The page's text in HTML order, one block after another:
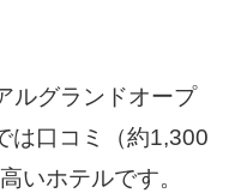
ルグランドオープ
は口コミ（約1,300
いホテルです。